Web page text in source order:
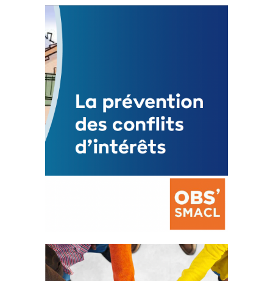
Statut de l’élu local
3 avril 2024
Mise à jour avril 2024
FEUILLETER
La prévention des conflits
d’intérêts
18 septembre 2023